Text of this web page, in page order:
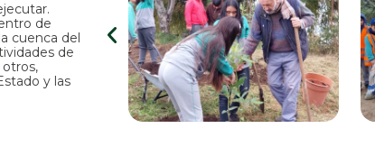
de
cuenca del
de
y las